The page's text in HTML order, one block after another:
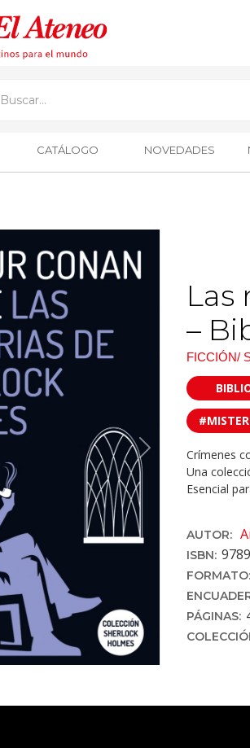
CATÁLOGO NOVEDADES
Next
Las
–
FICCIÓN/
Crímenes
Una
Esencial
AUTOR:
ISBN:
FORMATO:
PÁGINAS: